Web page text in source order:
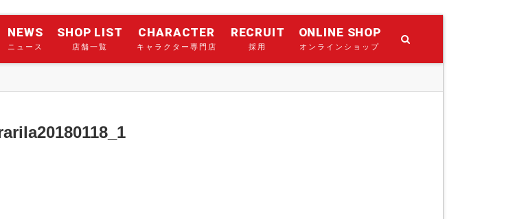
NEWS
ニュース
SHOP LIST
店舗一覧
CHARACTER
キャラクター専門店
RECRUIT
採用
ONLINE SHOP
オンラインショップ